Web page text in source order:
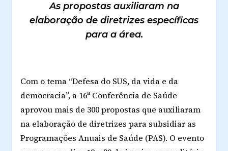
As propostas auxiliaram na
elaboração de diretrizes específicas
para a área.
Com o tema “Defesa do SUS, da vida e da
democracia”, a 16ª Conferência de Saúde
aprovou mais de 300 propostas que auxiliaram
na elaboração de diretrizes para subsidiar as
Programações Anuais de Saúde (PAS). O evento